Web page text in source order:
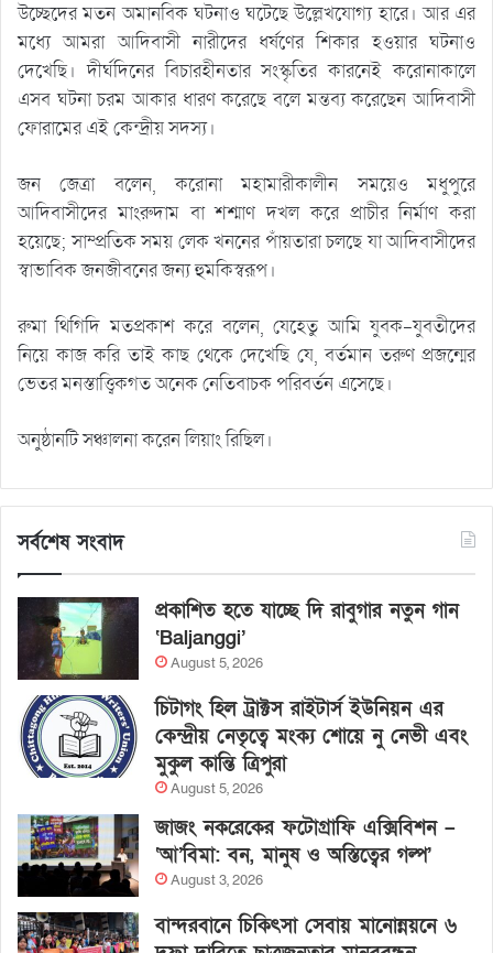
উচ্ছেদের মতন অমানবিক ঘটনাও ঘটেছে উল্লেখযোগ্য হারে। আর এর
মধ্যে আমরা আদিবাসী নারীদের ধর্ষণের শিকার হওয়ার ঘটনাও
দেখেছি। দীর্ঘদিনের বিচারহীনতার সংস্কৃতির কারনেই করোনাকালে
এসব ঘটনা চরম আকার ধারণ করেছে বলে মন্তব্য করেছেন আদিবাসী
ফোরামের এই কেন্দ্রীয় সদস্য।
জন জেত্রা বলেন, করোনা মহামারীকালীন সময়েও মধুপুরে
আদিবাসীদের মাংরুদাম বা শশ্মাণ দখল করে প্রাচীর নির্মাণ করা
হয়েছে; সাম্প্রতিক সময় লেক খননের পাঁয়তারা চলছে যা আদিবাসীদের
স্বাভাবিক জনজীবনের জন্য হুমকিস্বরূপ।
রুমা থিগিদি মতপ্রকাশ করে বলেন, যেহেতু আমি যুবক-যুবতীদের
নিয়ে কাজ করি তাই কাছ থেকে দেখেছি যে, বর্তমান তরুণ প্রজন্মের
ভেতর মনস্তাত্ত্বিকগত অনেক নেতিবাচক পরিবর্তন এসেছে।
অনুষ্ঠানটি সঞ্চালনা করেন লিয়াং রিছিল।
সর্বশেষ সংবাদ
প্রকাশিত হতে যাচ্ছে দি রাবুগার নতুন গান
‘Baljanggi’
August 5, 2026
চিটাগং হিল ট্রাক্টস রাইটার্স ইউনিয়ন এর
কেন্দ্রীয় নেতৃত্বে মংক্য শোয়ে নু নেভী এবং
মুকুল কান্তি ত্রিপুরা
August 5, 2026
জাজং নকরেকের ফটোগ্রাফি এক্সিবিশন –
‘আ’বিমা: বন, মানুষ ও অস্তিত্বের গল্প’
August 3, 2026
বান্দরবানে চিকিৎসা সেবায় মানোন্নয়নে ৬